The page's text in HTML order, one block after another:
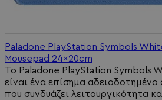
Paladone PlayStation Symbols
Mousepad 24x20cm
Το Paladone PlayStation Symbols
είναι ένα επίσημα
που συνδυάζει λειτουργικότητα